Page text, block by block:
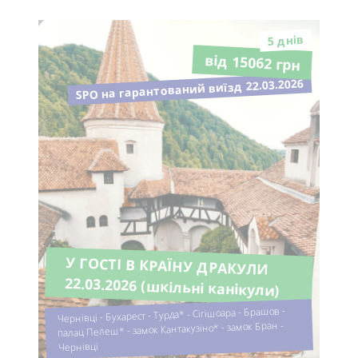
5 днiв
від 15062 грн
SPO на гарантований виїзд 22.03.2026
У ГОСТІ В КРАЇНУ ДРАКУЛИ
22.03.2026 (шкільні канікули)
Чернівці - Бухарест - Турда* - Сігішоара - Брашов -
палац Пелеш* - замок Кантакузіно* - замок Бран -
Чернівці